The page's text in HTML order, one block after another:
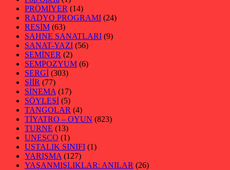
PRÖMİYER (14)
RADYO PROGRAMI (24)
RESİM (63)
SAHNE SANATLARI (9)
SANAT-YAZI (56)
SEMİNER (2)
SEMPOZYUM (6)
SERGİ (303)
ŞİİR (77)
SİNEMA (17)
SÖYLEŞİ (5)
TANGOLAR (4)
TİYATRO – OYUN (823)
TURNE (13)
UNESCO (1)
USTALIK SINIFI (1)
YARIŞMA (127)
YAŞANMIŞLIKLAR: ANILAR (26)